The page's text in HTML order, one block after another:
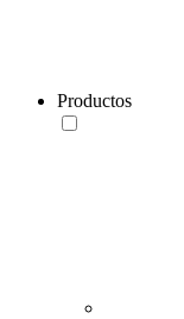
Productos